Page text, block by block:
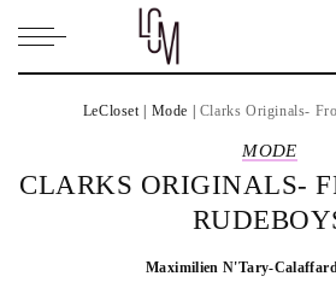
LeCloset| Mode Clarks Originals-
MODE
CLARKS ORIGINALS-
Posted
Maximilien N'Tary-